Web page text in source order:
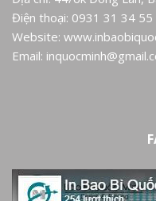
Điện thoại: 0931 31 34
Website:
Email: